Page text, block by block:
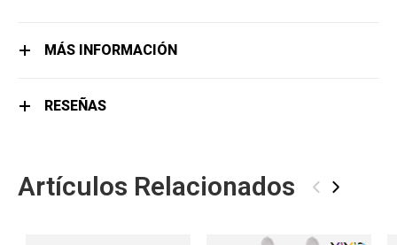
MÁS INFORMACIÓN
RESEÑAS
Artículos Relacionados ‹ ›